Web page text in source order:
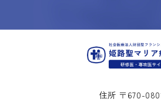
住所 〒670-